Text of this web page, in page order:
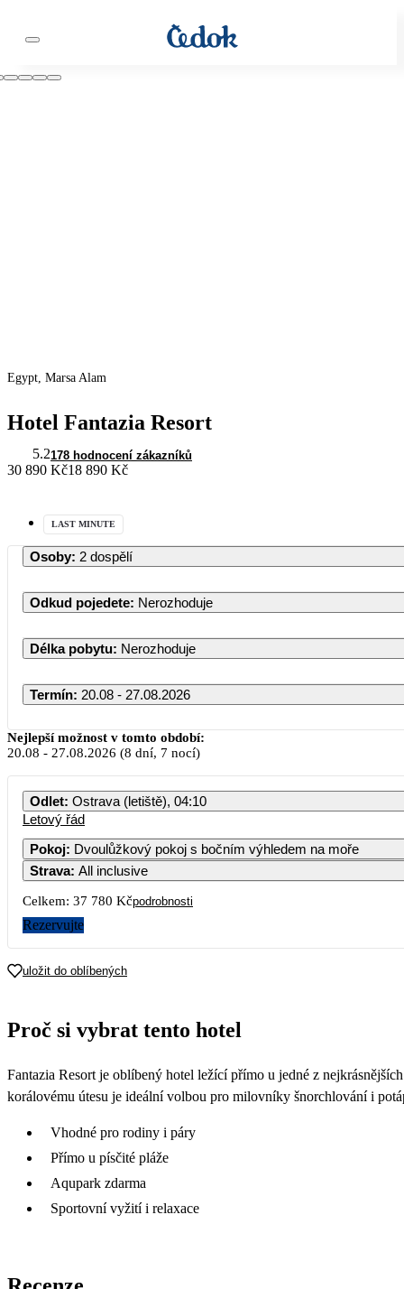
Egypt, Marsa Alam
Hotel Fantazia Resort
5.2178 hodnocení zákazníků
30 890 Kč18 890 Kč
LAST MINUTE
Osoby: 2 dospělí
Odkud pojedete: Nerozhoduje
Délka pobytu: Nerozhoduje
Termín: 20.08 - 27.08.2026
Nejlepší možnost v tomto období:
20.08 - 27.08.2026 (8 dní, 7 nocí)
Odlet: Ostrava (letiště), 04:10
Letový řád
Pokoj: Dvoulůžkový pokoj s bočním výhledem na moře
Strava: All inclusive
Celkem: 37 780 Kčpodrobnosti
Rezervujte
uložit do oblíbených
Proč si vybrat tento hotel
Fantazia Resort je oblíbený hotel ležící přímo u jedné z
korálovému útesu je ideální volbou pro milovníky šnorchlování i
Vhodné pro rodiny i páry
Přímo u písčité pláže
Aqupark zdarma
Sportovní vyžití i relaxace